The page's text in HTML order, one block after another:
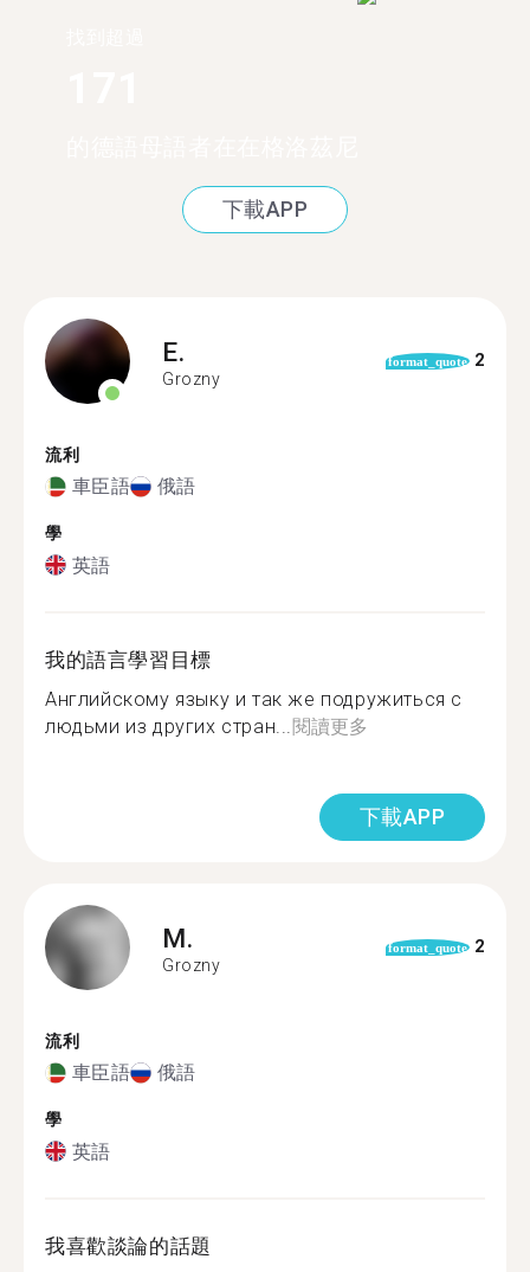
下載APP
E.
Grozny
format_quote 2
流利
車臣語 俄語
學
英語
我的語言學習目標
Английскому языку и так же подружиться с
людьми из других стран... 閱讀更多
下載APP
M.
Grozny
format_quote 2
流利
車臣語 俄語
學
英語
我喜歡談論的話題